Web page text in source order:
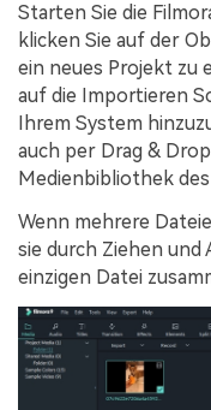
Starten Sie die
klicken Sie auf der
ein neues Projekt zu
auf die Importieren
Ihrem System
auch per Drag &
Medienbibliothek
Wenn mehrere
sie durch Ziehen und
einzigen Datei